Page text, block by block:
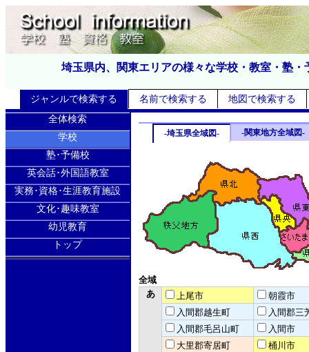
埼玉県内、関東エリアの様々な学校・教室・塾
ジャンルで検索する 名前で検索する
地図で検索する
全体検索
学校
塾･予備校
英会話･外国語教室
実務･資格･生涯教育施設
文化･趣味教室
幼児教育
トップ
-埼玉県全域図- -関東地方全域図-
全域
あ
上尾市
朝霞市
入間郡越生町
入間郡三
入間郡毛呂山町
入間市
大里郡寄居町
桶川市